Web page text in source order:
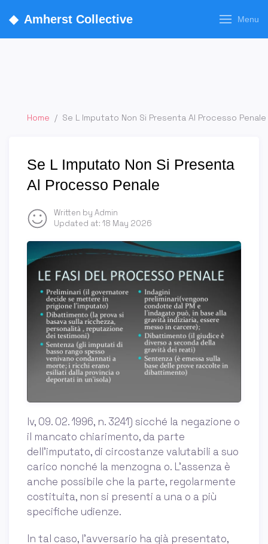
◆ Amherst Collective Menu
Home / Se L Imputato Non Si Presenta Al Processo Penale
Se L Imputato Non Si Presenta
Al Processo Penale
Written by Admin
Updated at: 18 May 2026
Iv, 09. 02. 1996, n. 3241) sicché la negazione o
il mancato chiarimento, da parte
dell’imputato, di circostanze valutabili a suo
carico nonché la menzogna o. L’assenza è
anche possibile che la parte, regolarmente
costituita, non si presenti a una o a più
specifiche udienze.
In tal caso, l’avversario ha già presentato,